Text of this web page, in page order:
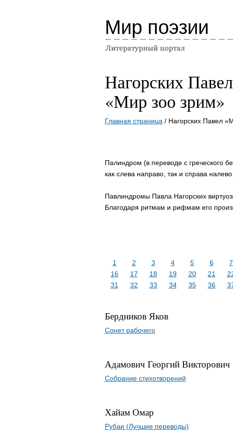
Мир поэзии
Нагорских Павел
«Мир зоо зрим»
Главная страница / Нагорских Павел
Палиндром (в переводе с греческого
как слева направо, так и справа налево.
Павлиндромы Павла Нагорских
Благодаря ритмам и рифмам его
1 2 3 4 5 6 7
16
17 18 19 20 21
31
32 33 34 35 36
Бердников Яков
Сонет рабочего
Адамович Георгий Викторович
Собрание стихотворений
Хайам Омар
Рубаи (Лучшие переводы)